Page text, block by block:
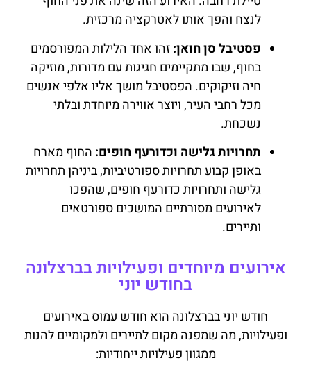
לנצח והפך אותו לאטרקציה מרכזית.
פסטיבל סן חואן:זהו אחד הלילות המפורסמים
בחוף, שבו מתקיימים חגיגות עם מדורות, מוזיקה
חיה וזיקוקים. הפסטיבל מושך אליו אלפי אנשים
מכל רחבי העיר, ויוצר אווירה מיוחדת ובלתי
נשכחת.
תחרויות גלישה וכדורעף חופים: החוף מארח
באופן קבוע תחרויות ספורטיביות, ביניהן תחרויות
גלישה ותחרויות כדורעף חופים, שהפכו
לאירועים מסורתיים המושכים ספורטאים
ותיירים.
אירועים מיוחדים ופעילויות בברצלונה
בחודש יוני
חודש יוני בברצלונה הוא חודש עמוס באירועים
ופעילויות, מה שמפנה מקום לתיירים ולמקומיים להנות
ממגוון פעילויות ייחודיות: